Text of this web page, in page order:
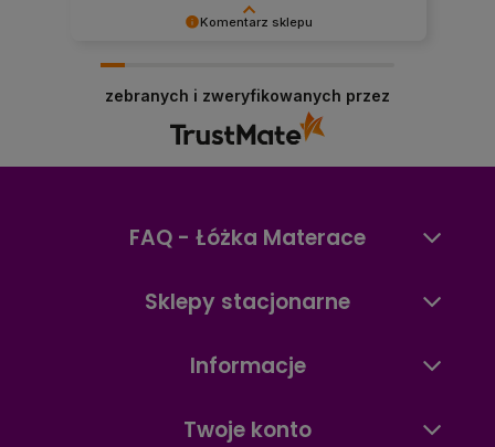
Komentarz sklepu
dostępność produktów oraz szybkie działanie
naszego sklepu internetowego. To dla nas
ważne, aby zakupy materaca online były
zebranych i zweryfikowanych przez
FAQ - Łóżka Materace
Sklepy stacjonarne
Informacje
Twoje konto